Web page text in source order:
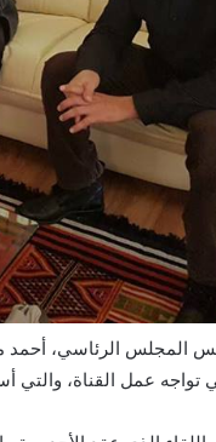
الرئاسي، أحمد
تواجه عمل القناة، والتي